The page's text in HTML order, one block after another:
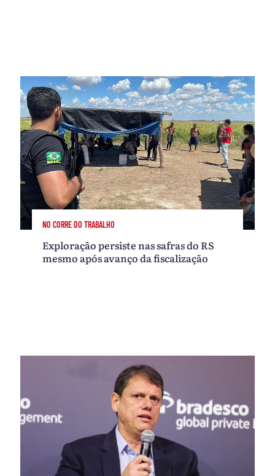
NO CORRE DO TRABALHO
Exploração persiste nas safras do RS
mesmo após avanço da fiscalização